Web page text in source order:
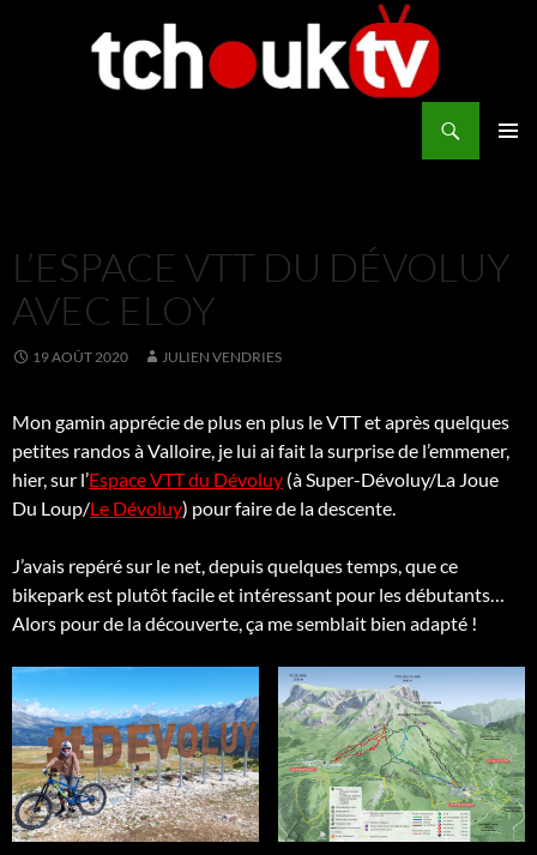
L’ESPACE VTT DU DÉVOLUY
AVEC ELOY
19 AOÛT 2020 JULIEN VENDRIES
Mon gamin apprécie de plus en plus le VTT et après quelques
petites randos à Valloire, je lui ai fait la surprise de l’emmener,
hier, sur l’Espace VTT du Dévoluy (à Super-Dévoluy/La Joue
Du Loup/Le Dévoluy) pour faire de la descente.
J’avais repéré sur le net, depuis quelques temps, que ce
bikepark est plutôt facile et intéressant pour les débutants…
Alors pour de la découverte, ça me semblait bien adapté !